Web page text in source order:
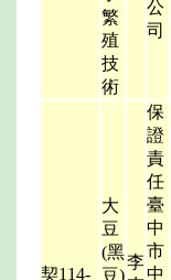
繁
殖
技
術
公
司
契114-
大
豆
(黑
豆)
李
保
證
責
任
臺
中
市
中